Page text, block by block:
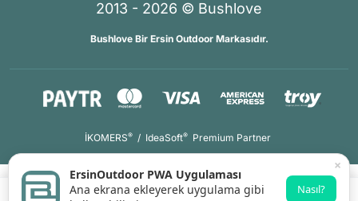
2013 - 2026 © Bushlove
Bushlove Bir Ersin Outdoor Markasıdır.
İKOMERS® / IdeaSoft® Premium Partner
×
ErsinOutdoor PWA Uygulaması
Ana ekrana ekleyerek uygulama gibi
Nasıl?